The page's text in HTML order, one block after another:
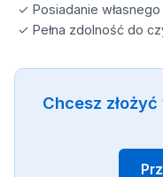
✓ Posiadanie
✓ Pełna zdolność do
Chcesz